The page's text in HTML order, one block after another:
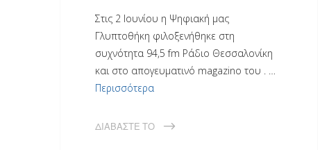
Στις 2 Ιουνίου η Ψηφιακή μας
Γλυπτοθήκη φιλοξενήθηκε στη
συχνότητα 94,5 fm Ράδιο Θεσσαλονίκη
και στο απογευματινό magazino του . …
Περισσότερα
ΔΙΑΒΆΣΤΕ ΤΟ